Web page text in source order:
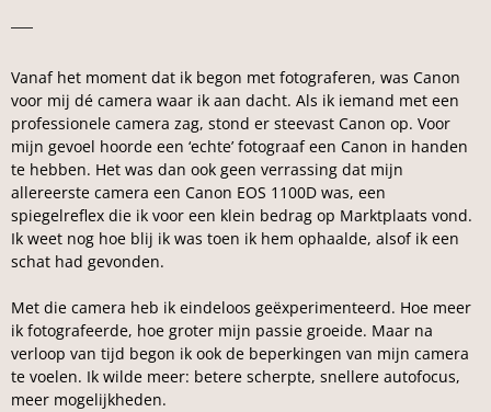
Vanaf het moment dat ik begon met fotograferen, was Canon
voor mij dé camera waar ik aan dacht. Als ik iemand met een
professionele camera zag, stond er steevast Canon op. Voor
mijn gevoel hoorde een ‘echte’ fotograaf een Canon in handen
te hebben. Het was dan ook geen verrassing dat mijn
allereerste camera een Canon EOS 1100D was, een
spiegelreflex die ik voor een klein bedrag op Marktplaats vond.
Ik weet nog hoe blij ik was toen ik hem ophaalde, alsof ik een
schat had gevonden.
Met die camera heb ik eindeloos geëxperimenteerd. Hoe meer
ik fotografeerde, hoe groter mijn passie groeide. Maar na
verloop van tijd begon ik ook de beperkingen van mijn camera
te voelen. Ik wilde meer: betere scherpte, snellere autofocus,
meer mogelijkheden.